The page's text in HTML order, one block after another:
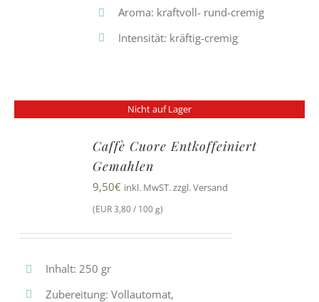
Aroma: kraftvoll- rund-cremig
Intensität: kräftig-cremig
Nicht auf Lager
Caffè Cuore Entkoffeiniert
Gemahlen
9,50€ inkl. MwST. zzgl. Versand
(EUR 3,80 / 100 g)
Inhalt: 250 gr
Zubereitung: Vollautomat,